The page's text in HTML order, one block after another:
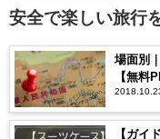
安全で楽しい旅行
場面別
【無料
【ガイ